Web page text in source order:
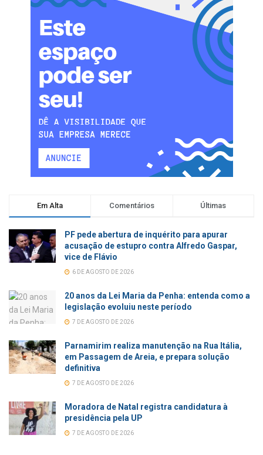
Em Alta Comentários Últimas
PF pede abertura de inquérito para apurar
acusação de estupro contra Alfredo Gaspar,
vice de Flávio
6 DE AGOSTO DE 2026
20 anos da Lei Maria da Penha: entenda como a
legislação evoluiu neste período
7 DE AGOSTO DE 2026
Parnamirim realiza manutenção na Rua Itália,
em Passagem de Areia, e prepara solução
definitiva
7 DE AGOSTO DE 2026
Moradora de Natal registra candidatura à
presidência pela UP
7 DE AGOSTO DE 2026